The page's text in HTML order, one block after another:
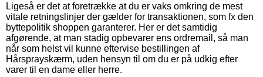
Ligeså er det at foretrække at du er vaks omkring de mest
vitale retningslinjer der gælder for transaktionen, som fx den
byttepolitik shoppen garanterer. Her er det samtidig
afgørende, at man stadig opbevarer ens ordremail, så man
når som helst vil kunne eftervise bestillingen af
Hårsprayskærm, uden hensyn til om du er på udkig efter
varer til en dame eller herre.